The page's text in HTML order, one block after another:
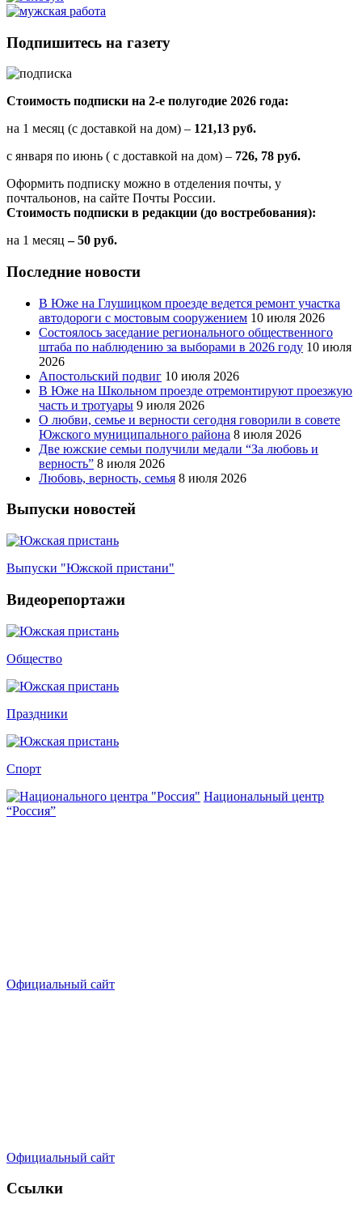
Подпишитесь на газету
Стоимость подписки на 2-е полугодие 2026 года:
на 1 месяц (с доставкой на дом) – 121,13 руб.
с января по июнь ( с доставкой на дом) – 726, 78 руб.
Оформить подписку можно в отделения почты, у
почтальонов, на сайте Почты России.
Стоимость подписки в редакции (до востребования):
на 1 месяц – 50 руб.
Последние новости
В Юже на Глушицком проезде ведется ремонт участка
автодороги с мостовым сооружением 10 июля 2026
Состоялось заседание регионального общественного
штаба по наблюдению за выборами в 2026 году 10 июля
2026
Апостольский подвиг 10 июля 2026
В Юже на Школьном проезде отремонтируют проезжую
часть и тротуары 9 июля 2026
О любви, семье и верности сегодня говорили в совете
Южского муниципального района 8 июля 2026
Две южские семьи получили медали “За любовь и
верность” 8 июля 2026
Любовь, верность, семья 8 июля 2026
Выпуски новостей
Выпуски "Южской пристани"
Видеорепортажи
Общество
Праздники
Спорт
Национальный центр
“Россия”
Официальный сайт
Официальный сайт
Ссылки